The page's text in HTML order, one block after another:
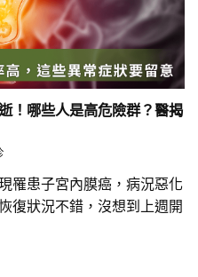
！哪些人是高危險群？醫揭
罹患子宮內膜癌，病況惡化
復狀況不錯，沒想到上週開